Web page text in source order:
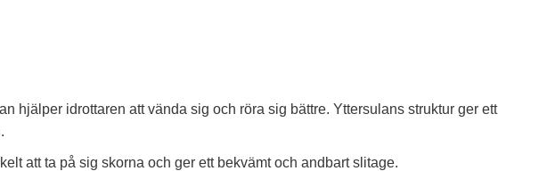
hjälper idrottaren att vända sig och röra sig bättre. Yttersulans struktur ger ett
att ta på sig skorna och ger ett bekvämt och andbart slitage.